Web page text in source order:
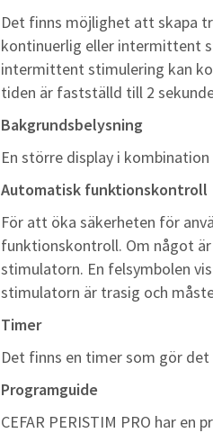
Det finns möjlighet att skapa
kontinuerlig eller intermittent
intermittent stimulering kan
tiden är fastställd till 2
Bakgrundsbelysning
En större display i
Automatisk funktionskontroll
För att öka säkerheten för
funktionskontroll. Om något
stimulatorn. En felsymbolen
stimulatorn är trasig och
Timer
Det finns en timer som gör
Programguide
CEFAR PERISTIM PRO har